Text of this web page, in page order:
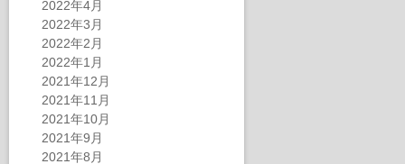
2022年4月
2022年3月
2022年2月
2022年1月
2021年12月
2021年11月
2021年10月
2021年9月
2021年8月